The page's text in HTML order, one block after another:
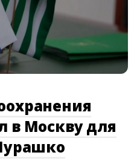
в Москву для